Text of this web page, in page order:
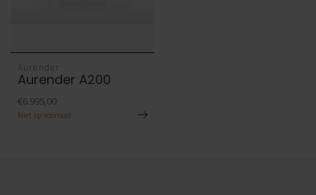
Aurender
Aurender A200
€6.995,00
Niet op voorraad